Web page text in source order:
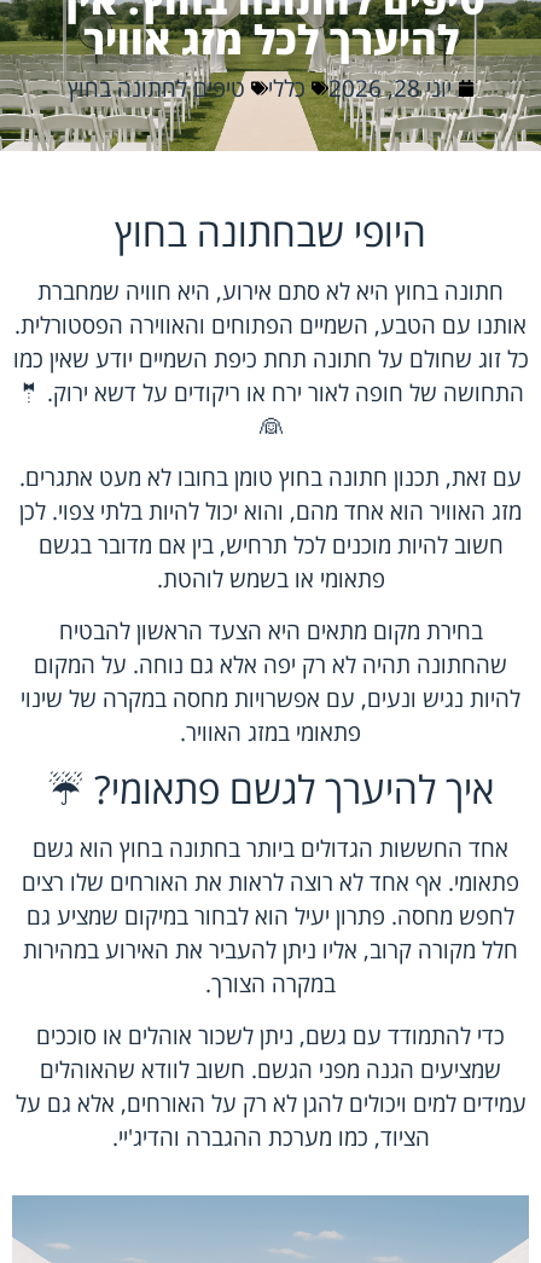
להיערך לכל מזג אוויר
יוני 28, 2026 כללי טיפים לחתונה בחוץ
היופי שבחתונה בחוץ
חתונה בחוץ היא לא סתם אירוע, היא חוויה שמחברת
אותנו עם הטבע, השמיים הפתוחים והאווירה הפסטורלית.
כל זוג שחולם על חתונה תחת כיפת השמיים יודע שאין כמו
התחושה של חופה לאור ירח או ריקודים על דשא ירוק. 🤵
👰
עם זאת, תכנון חתונה בחוץ טומן בחובו לא מעט אתגרים.
מזג האוויר הוא אחד מהם, והוא יכול להיות בלתי צפוי. לכן
חשוב להיות מוכנים לכל תרחיש, בין אם מדובר בגשם
פתאומי או בשמש לוהטת.
בחירת מקום מתאים היא הצעד הראשון להבטיח
שהחתונה תהיה לא רק יפה אלא גם נוחה. על המקום
להיות נגיש ונעים, עם אפשרויות מחסה במקרה של שינוי
פתאומי במזג האוויר.
איך להיערך לגשם פתאומי? ☔
אחד החששות הגדולים ביותר בחתונה בחוץ הוא גשם
פתאומי. אף אחד לא רוצה לראות את האורחים שלו רצים
לחפש מחסה. פתרון יעיל הוא לבחור במיקום שמציע גם
חלל מקורה קרוב, אליו ניתן להעביר את האירוע במהירות
במקרה הצורך.
כדי להתמודד עם גשם, ניתן לשכור אוהלים או סוככים
שמציעים הגנה מפני הגשם. חשוב לוודא שהאוהלים
עמידים למים ויכולים להגן לא רק על האורחים, אלא גם על
הציוד, כמו מערכת ההגברה והדיג'יי.